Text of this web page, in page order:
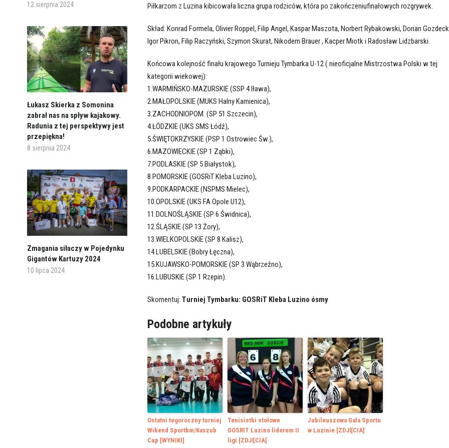
12 sierpnia 2024
Łukasz Skierka z Somonina
zabrał nas na spływ kajakowy.
Radunia z tej perspektywy jest
przepiękna!
8 sierpnia 2024
Zmagania siłaczy w Pojedynku
Gigantów Kartuzy 2024
10 lipca 2024
Piłkarzom z Luzina kibicowała liczna grupa rodziców, która po zakończeniufinałowych rozgrywek.
Skład: Konrad Formela, Olivier Roppel, Filip Angel, Kaspar Maszota, Norbert Rybakowski, Dorian
Igor Pikron, Filip Raczyński, Szymon Skurat, Nikodem Brauer , Kacper Miotk i Radosław Lidzbarski.
Końcowa kolejność finału krajowego Turnieju Tymbarka U-12 ( nieoficjalne Mistrzostwa Polski w tej
kategorii wiekowej):
1.WARMIŃSKO-MAZURSKIE (SSP 4 Iława),
2.MAŁOPOLSKIE (MUKS Halny Kamienica),
3.ZACHODNIOPOM. (SP 51 Szczecin),
4.ŁÓDZKIE (UKS SMS Łódź),
5.ŚWIĘTOKRZYSKIE (PSP 1 Ostrowiec Św.),
6.MAZOWIECKIE (SP 1 Ząbki),
7.PODLASKIE (SP 5 Białystok),
8.POMORSKIE (GOSRiT Kleba Luzino),
9.PODKARPACKIE (NSPMS Mielec),
10.OPOLSKIE (UKS FA Opole U12),
11.DOLNOŚLĄSKIE (SP 6 Świdnica),
12.ŚLĄSKIE (SP 13 Żory),
13.WIELKOPOLSKIE (SP 8 Kalisz),
14.LUBELSKIE (Bobry Łęczna),
15.KUJAWSKO-POMORSKIE (SP 3 Wąbrzeźno),
16.LUBUSKIE (SP 1 Rzepin).
Skomentuj: Turniej Tymbarku: GOSRiT Kleba Luzino ósmy
Podobne artykuły
Ostatni tegoroczny turniej
Wikend Sportbm/Kaszub
Cup [WYNIKI]
Tenisistki stołowe
GOSRIT Luzino liderem II
ligi [ZDJĘCIA]
Jubileuszowa Gala Sportu
w Luzinie [ZDJĘCIA]